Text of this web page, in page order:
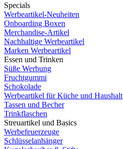
Specials
Werbeartikel-Neuheiten
Onboarding Boxen
Merchandise-Artikel
Nachhaltige Werbeartikel
Marken Werbeartikel
Essen und Trinken
Süße Werbung
Fruchtgummi
Schokolade
Werbeartikel für Küche und Haushalt
Tassen und Becher
Trinkflaschen
Streuartikel und Basics
Werbefeuerzeuge
Schlüsselanhänger